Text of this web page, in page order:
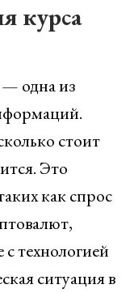
курса
одна из
стоит
Это
как спрос
технологией
ситуация в